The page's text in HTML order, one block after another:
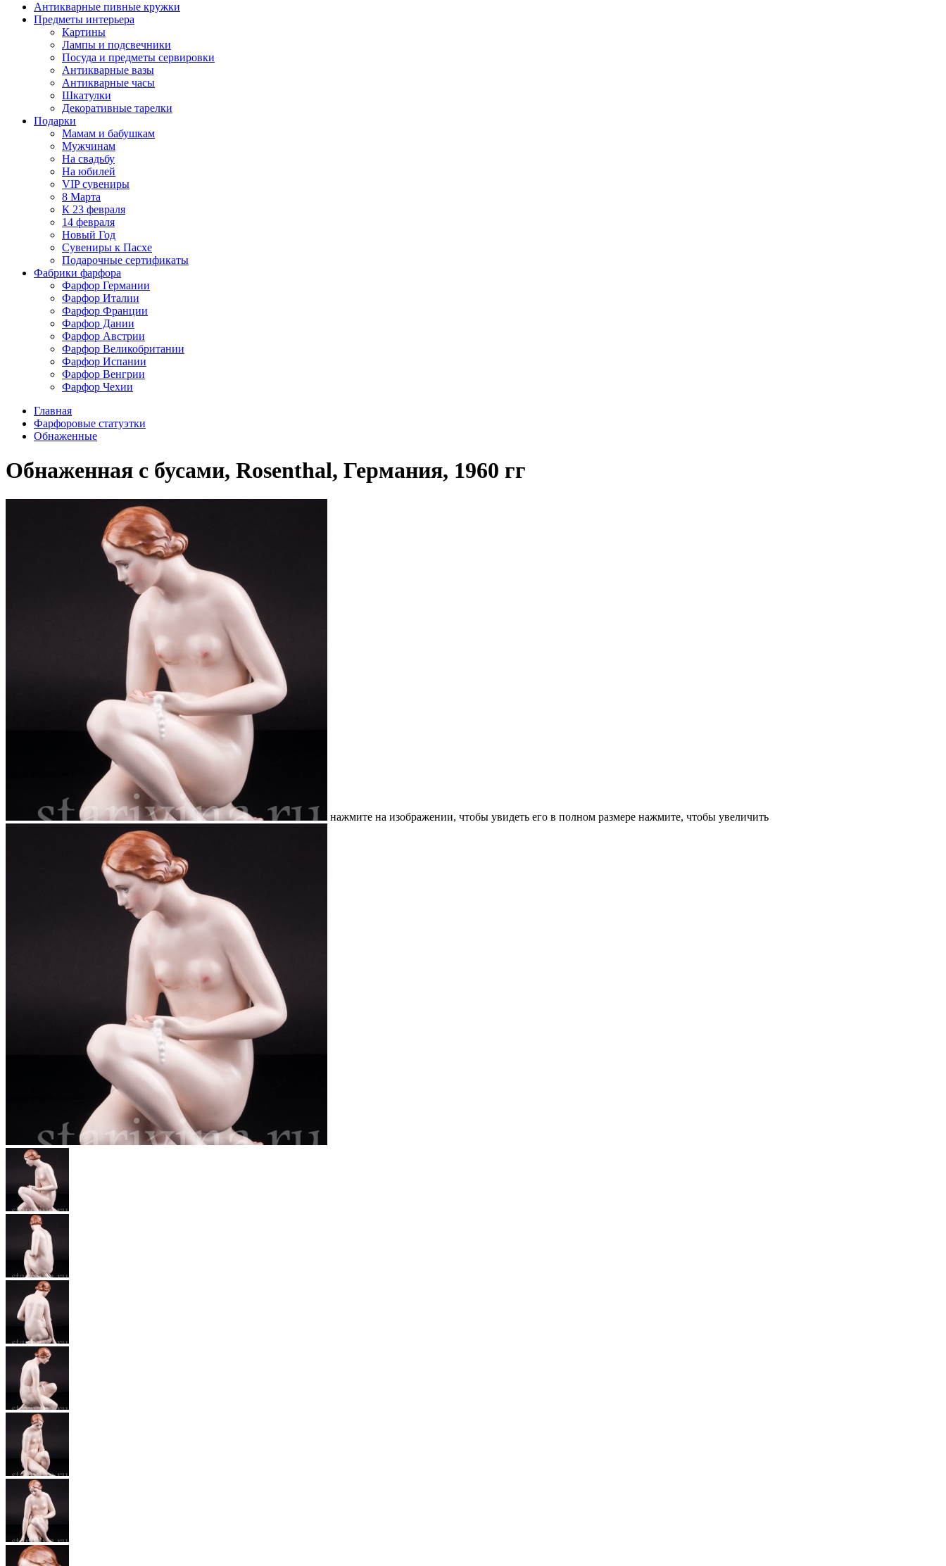
Антикварные пивные кружки
Предметы интерьера
Картины
Лампы и подсвечники
Посуда и предметы сервировки
Антикварные вазы
Антикварные часы
Шкатулки
Декоративные тарелки
Подарки
Мамам и бабушкам
Мужчинам
На свадьбу
На юбилей
VIP сувениры
8 Марта
К 23 февраля
14 февраля
Новый Год
Сувениры к Пасхе
Подарочные сертификаты
Фабрики фарфора
Фарфор Германии
Фарфор Италии
Фарфор Франции
Фарфор Дании
Фарфор Австрии
Фарфор Великобритании
Фарфор Испании
Фарфор Венгрии
Фарфор Чехии
Главная
Фарфоровые статуэтки
Обнаженные
Обнаженная с бусами, Rosenthal, Германия, 1960 гг
нажмите на изображении, чтобы увидеть его в полном размере нажмите, чтобы увеличить